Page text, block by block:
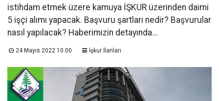
istihdam etmek üzere kamuya İŞKUR üzerinden daimi
5 işçi alımı yapacak. Başvuru şartları nedir? Başvurular
nasıl yapılacak? Haberimizin detayında...
24 Mayıs 2022 10:00 İşkur İlanları